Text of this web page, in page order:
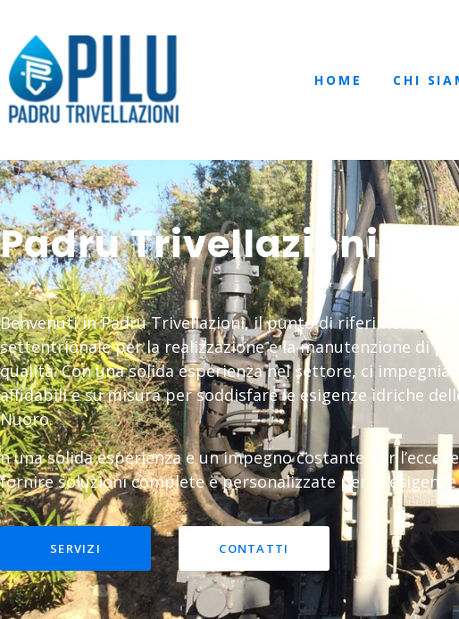
HOME CHI
Padru Trivellazioni
Benvenuti in Padru Trivellazioni, il punto di riferimento
settentrionale per la realizzazione e la manutenzione di
qualità. Con una solida esperienza nel settore, ci
affidabili e su misura per soddisfare le esigenze idriche
Nuoro.
n una solida esperienza e un impegno costante per
fornire soluzioni complete e personalizzate per le
SERVIZI CONTATTI